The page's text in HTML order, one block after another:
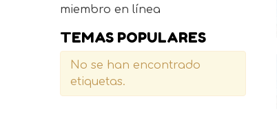
miembro en línea
TEMAS POPULARES
No se han encontrado
etiquetas.